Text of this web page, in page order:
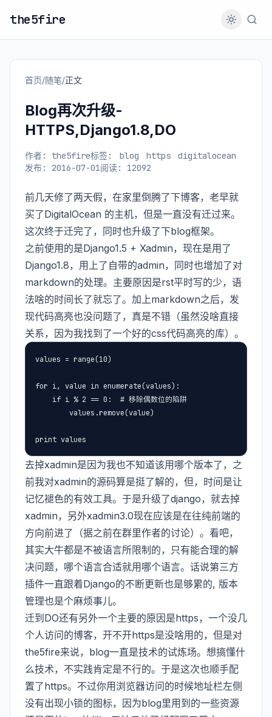
the5fire
首页/随笔/正文
Blog再次升级-
HTTPS,Django1.8,DO
作者: the5fire标签: blog https
digitalocean
发布: 2016-07-01阅读: 12092
前几天修了两天假，在家里倒腾了下博客，老早就
买了DigitalOcean 的主机，但是一直没有迁过来。
这次终于迁完了，同时也升级了下blog框架。
之前使用的是Django1.5 + Xadmin，现在是用了
Django1.8，用上了自带的admin，同时也增加了对
markdown的处理。主要原因是rst平时写的少，语
法啥的时间长了就忘了。加上markdown之后，发
现代码高亮也没问题了，真是不错（虽然没啥直接
关系，因为我找到了一个好的css代码高亮的库）。
values = range(10)
for i, value in enumerate(values):
    if i % 2 == 0:  # 移除偶数位的陷阱
        values.remove(value)
print values
去掉xadmin是因为我也不知道该用哪个版本了，之
前我对xadmin的源码算是挺了解的，但，时间是让
记忆褪色的有效工具。于是升级了django，就去掉
xadmin，另外xadmin3.0现在应该是在往纯前端的
方向前进了（据之前在群里作者的讨论）。看吧，
其实大牛都是不被语言所限制的，只有能合理的解
决问题，哪个语言合适就用哪个语言。话说第三方
插件一直跟着Django的不断更新也是够累的, 版本
管理也是个麻烦事儿。
迁到DO还有另外一个主要的原因是https，一个没几
个人访问的博客，开不开https是没啥用的，但是对
the5fire来说，blog一直是技术的试炼场。想搞懂什
么技术，不实践肯定是不行的。于是这次也顺手配
置了https。不过你用浏览器访问的时候地址栏左侧
没有出现小锁的图标，因为blog里用到的一些资源